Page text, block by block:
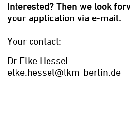
Interested? Then we look
your application via e-mail.
Your contact:
Dr Elke Hessel
elke.hessel@lkm-berlin.de